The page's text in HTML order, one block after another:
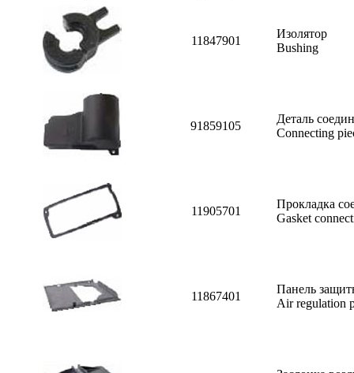
11847901
Изолятор
Bushing
91859105
Деталь
Connecting
11905701
Прокладка
Gasket
11867401
Панель
Air regulation